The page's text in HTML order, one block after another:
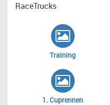
RaceTrucks
Training
1. Cuprennen